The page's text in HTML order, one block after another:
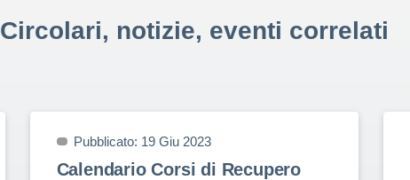
Circolari, notizie, eventi correlati
Pubblicato: 19 Giu 2023
Calendario Corsi di Recupero